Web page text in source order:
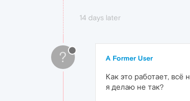
14 days later
? A Former User
Как это работает,
я делаю не так?